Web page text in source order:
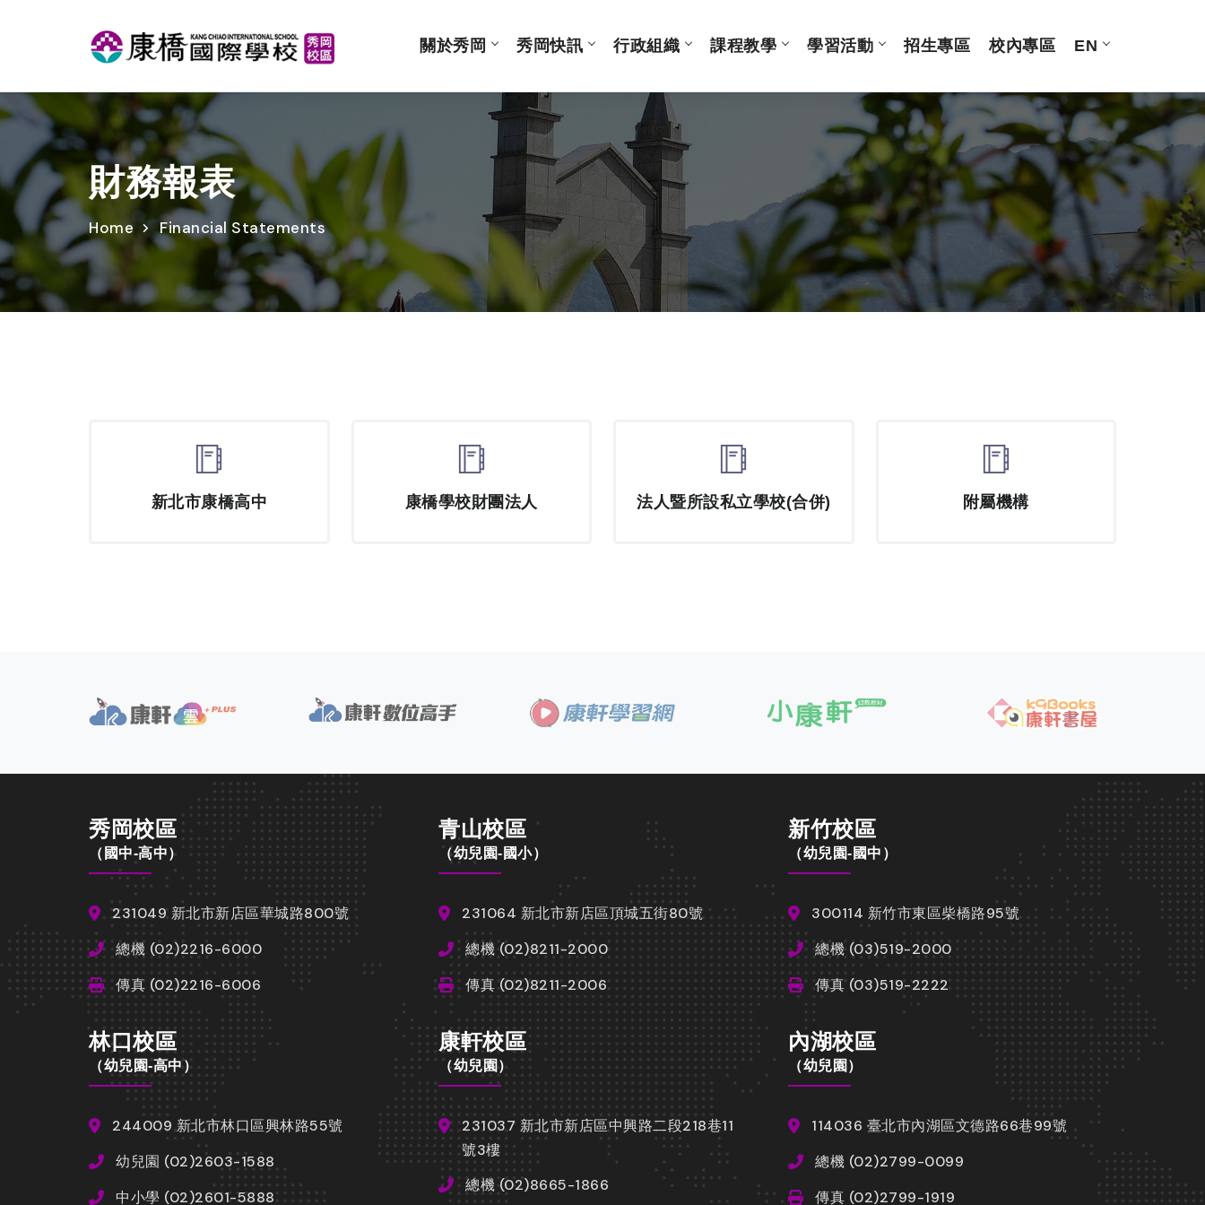
關於秀岡 秀岡快訊 行政組織 課程教學 學習活動 招生專區 校內專區 EN
財務報表
Home Financial Statements
新北市康橋高中 康橋學校財團法人 法人暨所設私立學校(合併) 附屬機構
秀岡校區
（國中-高中）
231049 新北市新店區華城路800號
總機 (02)2216-6000
傳真 (02)2216-6006
青山校區
（幼兒園-國小）
231064 新北市新店區頂城五街80號
總機 (02)8211-2000
傳真 (02)8211-2006
新竹校區
（幼兒園-國中）
300114 新竹市東區柴橋路95號
總機 (03)519-2000
傳真 (03)519-2222
林口校區
（幼兒園-高中）
244009 新北市林口區興林路55號
幼兒園 (02)2603-1588
中小學 (02)2601-5888
康軒校區
（幼兒園）
231037 新北市新店區中興路二段218巷11
號3樓
總機 (02)8665-1866
內湖校區
（幼兒園）
114036 臺北市內湖區文德路66巷99號
總機 (02)2799-0099
傳真 (02)2799-1919